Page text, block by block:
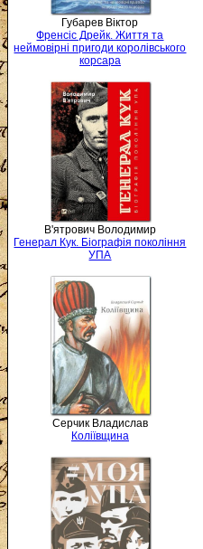
Губарев Віктор
Френсіс Дрейк. Життя та
неймовірні пригоди королівського
корсара
В'ятрович Володимир
Генерал Кук. Біографія покоління
УПА
Серчик Владислав
Коліївщина